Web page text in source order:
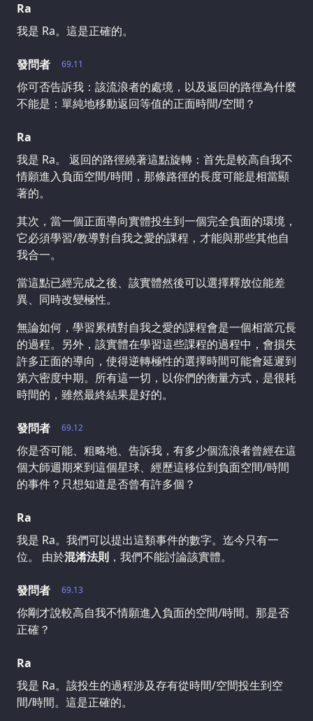
Ra
我是 Ra。這是正確的。
69.11
發問者
你可否告訴我：該流浪者的處境，以及返回的路徑為什麼
不能是：單純地移動返回等值的正面時間/空間？
Ra
我是 Ra。 返回的路徑繞著這點旋轉：首先是較高自我不
情願進入負面空間/時間，那條路徑的長度可能是相當顯
著的。
其次，當一個正面導向實體投生到一個完全負面的環境，
它必須學習/教導對自我之愛的課程，才能與那些其他自
我合一。
當這點已經完成之後、該實體然後可以選擇釋放位能差
異、同時改變極性。
無論如何，學習累積對自我之愛的課程會是一個相當冗長
的過程。另外，該實體在學習這些課程的過程中，會損失
許多正面的導向，使得逆轉極性的選擇時間可能會延遲到
第六密度中期。所有這一切，以你們的衡量方式，是很耗
時間的，雖然最終結果是好的。
69.12
發問者
你是否可能、粗略地、告訴我，有多少個流浪者曾經在這
個大師週期來到這個星球、經歷這移位到負面空間/時間
的事件？只想知道是否曾有許多個？
Ra
我是 Ra。我們可以提出這類事件的數字。迄今只有一
位。 由於混淆法則 ，我們不能討論該實體。
69.13
發問者
你剛才說較高自我不情願進入負面的空間/時間。那是否
正確？
Ra
我是 Ra。該投生的過程涉及存有從時間/空間投生到空
間/時間。這是正確的。